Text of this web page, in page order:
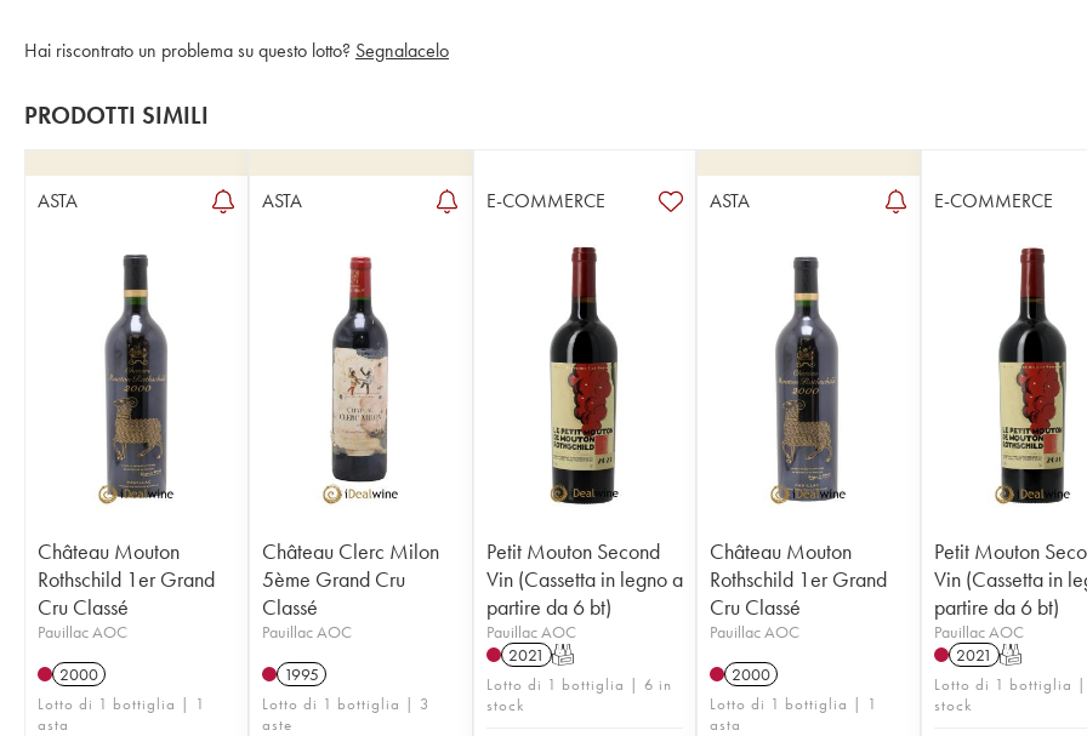
Hai riscontrato un problema su questo lotto? Segnalacelo
PRODOTTI SIMILI
ASTA
Château Mouton
Rothschild 1er Grand
Cru Classé
Pauillac AOC
2000
Lotto di 1 bottiglia | 1
asta
ASTA
Château Clerc Milon
5ème Grand Cru
Classé
Pauillac AOC
1995
Lotto di 1 bottiglia | 3
aste
E-COMMERCE
Petit Mouton Second
Vin (Cassetta in legno a
partire da 6 bt)
Pauillac AOC
2021 T
Lotto di 1 bottiglia | 6 in
stock
ASTA
Château Mouton
Rothschild 1er Grand
Cru Classé
Pauillac AOC
2000
Lotto di 1 bottiglia | 1
asta
E-COMMERCE
Petit Mouton
Vin (Cassetta in
partire da 6 bt)
Pauillac AOC
2021 T
Lotto di 1 bottiglia |
stock